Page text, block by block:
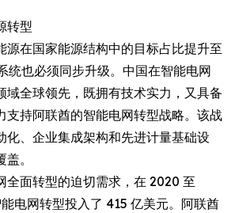
转型
源在国家能源结构中的目标占比提升至
统也必须同步升级。中国在智能电网
域全球领先，既拥有技术实力，又具备
支持阿联酋的智能电网转型战略。该战
化、企业集成架构和先进计量基础设
。
全面转型的迫切需求，在 2020 至
电网转型投入了 415 亿美元。阿联酋